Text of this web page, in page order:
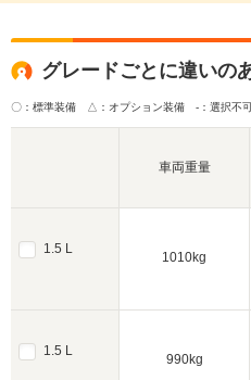
グレードごとに違いの
〇：標準装備 △：オプション装備 -：選択不
1.5 L
1.5 L
車両重量
1010kg
990kg